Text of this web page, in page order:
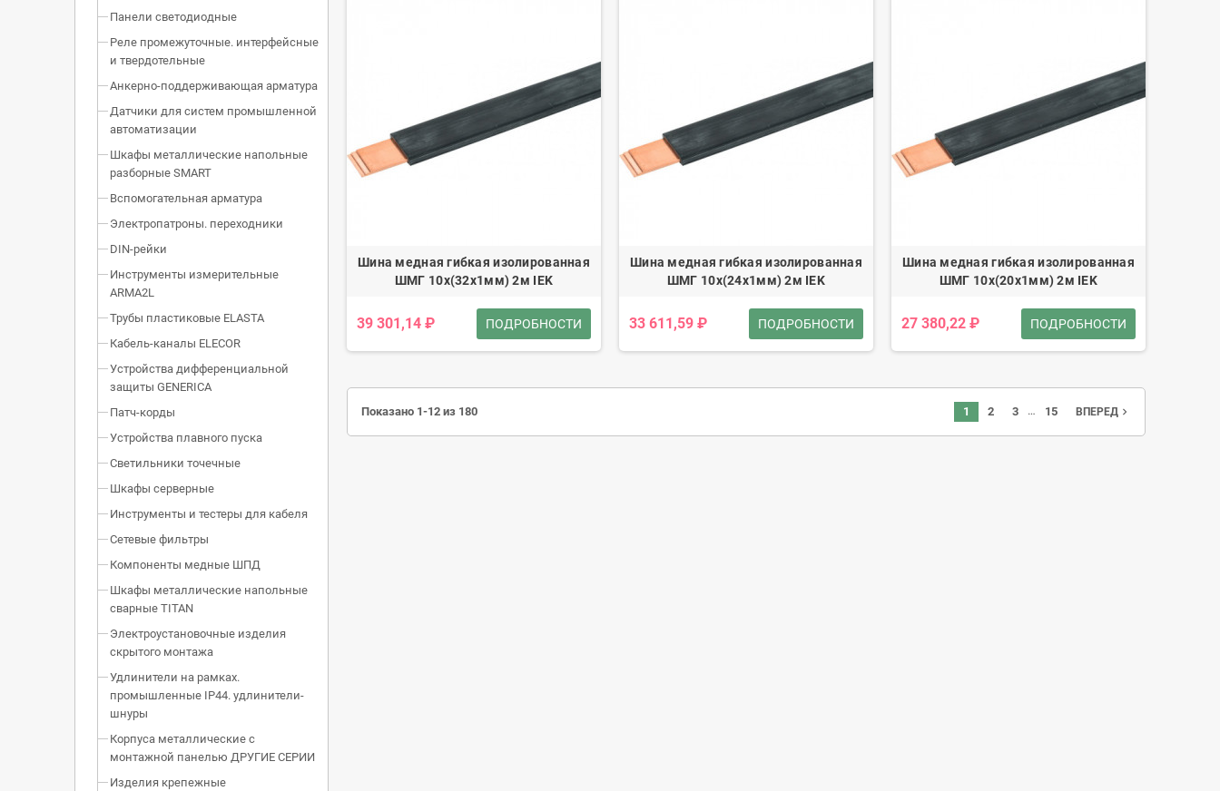
Панели светодиодные
Реле промежуточные. интерфейсные
и твердотельные
Анкерно-поддерживающая арматура
Датчики для систем промышленной
автоматизации
Шкафы металлические напольные
разборные SMART
Вспомогательная арматура
Электропатроны. переходники
DIN-рейки
Инструменты измерительные
ARMA2L
Трубы пластиковые ELASTA
Кабель-каналы ELECOR
Устройства дифференциальной
защиты GENERICA
Патч-корды
Устройства плавного пуска
Светильники точечные
Шкафы серверные
Инструменты и тестеры для кабеля
Сетевые фильтры
Компоненты медные ШПД
Шкафы металлические напольные
сварные TITAN
Электроустановочные изделия
скрытого монтажа
Удлинители на рамках.
промышленные IP44. удлинители-
шнуры
Корпуса металлические с
монтажной панелью ДРУГИЕ СЕРИИ
Изделия крепежные
Шина медная гибкая изолированная
ШМГ 10x(32x1мм) 2м IEK
39 301,14 ₽ ПОДРОБНОСТИ
Шина медная гибкая изолированная
ШМГ 10x(24x1мм) 2м IEK
33 611,59 ₽ ПОДРОБНОСТИ
Шина медная гибкая изолированная
ШМГ 10x(20x1мм) 2м IEK
27 380,22 ₽ ПОДРОБНОСТИ
Показано 1-12 из 180 1 2 3 … 15 ВПЕРЕДnavigate_next